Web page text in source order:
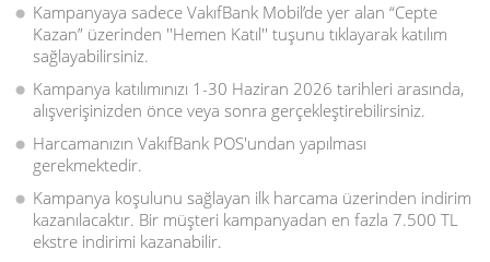
Kampanyaya sadece VakıfBank Mobil’de yer alan “Cepte
Kazan” üzerinden ''Hemen Katıl'' tuşunu tıklayarak katılım
sağlayabilirsiniz.
Kampanya katılımınızı 1-30 Haziran 2026 tarihleri arasında,
alışverişinizden önce veya sonra gerçekleştirebilirsiniz.
Harcamanızın VakıfBank POS'undan yapılması
gerekmektedir.
Kampanya koşulunu sağlayan ilk harcama üzerinden indirim
kazanılacaktır. Bir müşteri kampanyadan en fazla 7.500 TL
ekstre indirimi kazanabilir.